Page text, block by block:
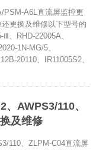
PSM-A6L直流屏监控更
更换及维修以下型号的
、RHD-22005A、
1N-MG/5、
20110、IR11005S2、
AWPS3/110、
及维修
110、ZLPM-C04直流屏